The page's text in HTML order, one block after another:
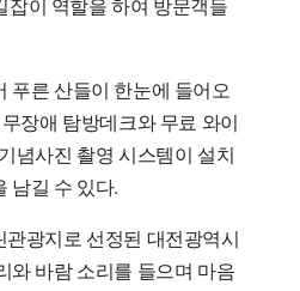
푸른 산들이 한눈에 들어오
장애 탐방데크와 무료 와이
념사진 촬영 시스템이 설치
남길 수 있다.
광지로 선정된 대전광역시
와 바람 소리를 들으며 마음